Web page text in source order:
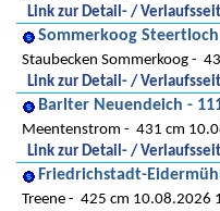
Link zur Detail- /
Sommerkoog Steertloch
Staubecken Sommerkoog
Link zur Detail- /
Barlter Neuendeich -
Meentenstrom
431 cm
Link zur Detail- /
Friedrichstadt-
Treene 425 cm 10.08.2026